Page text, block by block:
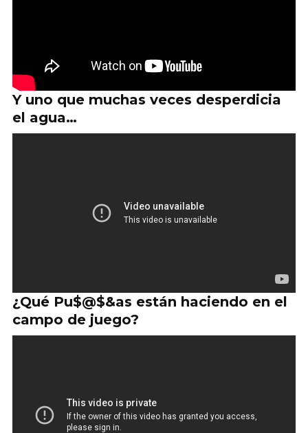
Y uno que muchas veces desperdicia
el agua…
¿Qué Pu$@$&as están haciendo en el
campo de juego?